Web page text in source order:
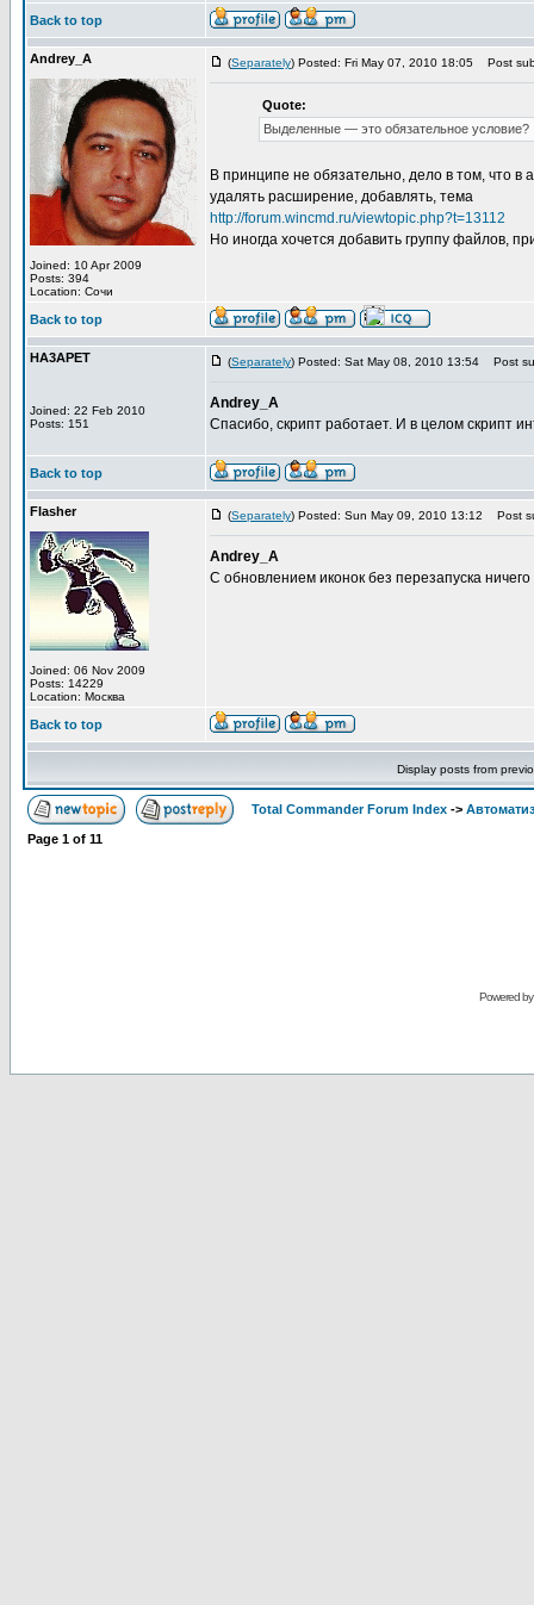
Back to top
Andrey_A
Joined: 10 Apr 2009
Posts: 394
Location: Сочи
(Separately) Posted: Fri May 07, 2010 18:05 Post
Quote:
Выделенные — это обязательное условие?
В принципе не обязательно, дело в том, что
удалять расширение, добавлять, тема
http://forum.wincmd.ru/viewtopic.php?t=13112
Но иногда хочется добавить группу файлов,
Back to top
HA3APET
Joined: 22 Feb 2010
Posts: 151
(Separately) Posted: Sat May 08, 2010 13:54 Post
Andrey_A
Спасибо, скрипт работает. И в целом скрипт
Back to top
Flasher
Joined: 06 Nov 2009
Posts: 14229
Location: Москва
(Separately) Posted: Sun May 09, 2010 13:12 Post
Andrey_A
С обновлением иконок без перезапуска
Back to top
Display posts from
Total Commander Forum Index ->
Page 1 of 11
Powered by